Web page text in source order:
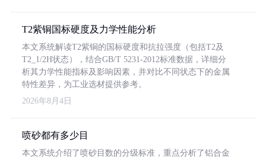
T2紫铜国标硬度及力学性能分析
本文系统解读T2紫铜的国标硬度和抗拉强度（包括T2及
T2_1/2H状态），结合GB/T 5231-2012标准数据，详细分
析其力学性能指标及影响因素，并对比不同状态下的金属
特性差异，为工业选材提供参考。
2026年8月4日
喷砂都有多少目
本文系统介绍了喷砂目数的分级标准，重点分析了铝合金